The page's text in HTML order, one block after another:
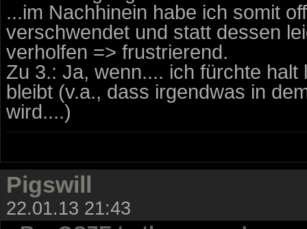
...im Nachhinein habe ich somit
verschwendet und statt dessen
verholfen => frustrierend.
Zu 3.: Ja, wenn.... ich fürchte
bleibt (v.a., dass irgendwas in
wird....)
Pigswill
22.01.13 21:43